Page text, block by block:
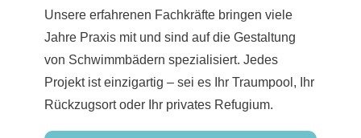
Unsere erfahrenen Fachkräfte bringen viele
Jahre Praxis mit und sind auf die Gestaltung
von Schwimmbädern spezialisiert. Jedes
Projekt ist einzigartig – sei es Ihr Traumpool, Ihr
Rückzugsort oder Ihr privates Refugium.